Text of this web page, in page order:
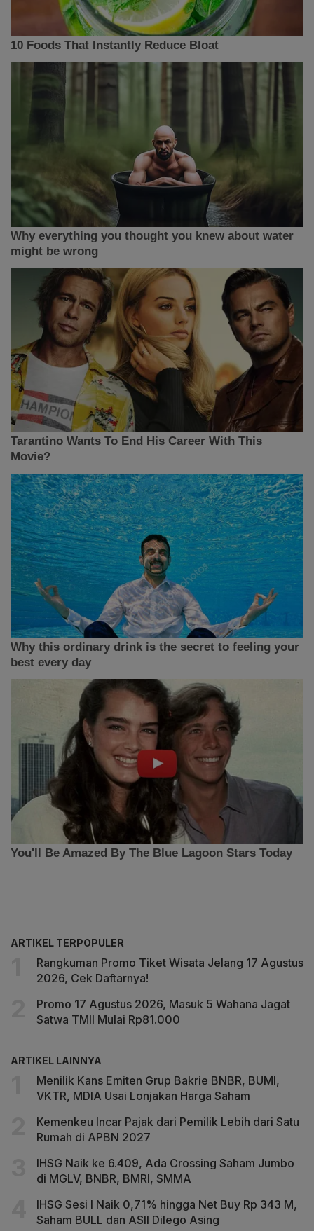
ARTIKEL TERPOPULER
Rangkuman Promo Tiket Wisata Jelang 17 Agustus
2026, Cek Daftarnya!
Promo 17 Agustus 2026, Masuk 5 Wahana Jagat
Satwa TMII Mulai Rp81.000
ARTIKEL LAINNYA
Menilik Kans Emiten Grup Bakrie BNBR, BUMI,
VKTR, MDIA Usai Lonjakan Harga Saham
Kemenkeu Incar Pajak dari Pemilik Lebih dari Satu
Rumah di APBN 2027
IHSG Naik ke 6.409, Ada Crossing Saham Jumbo
di MGLV, BNBR, BMRI, SMMA
IHSG Sesi I Naik 0,71% hingga Net Buy Rp 343 M,
Saham BULL dan ASII Dilego Asing